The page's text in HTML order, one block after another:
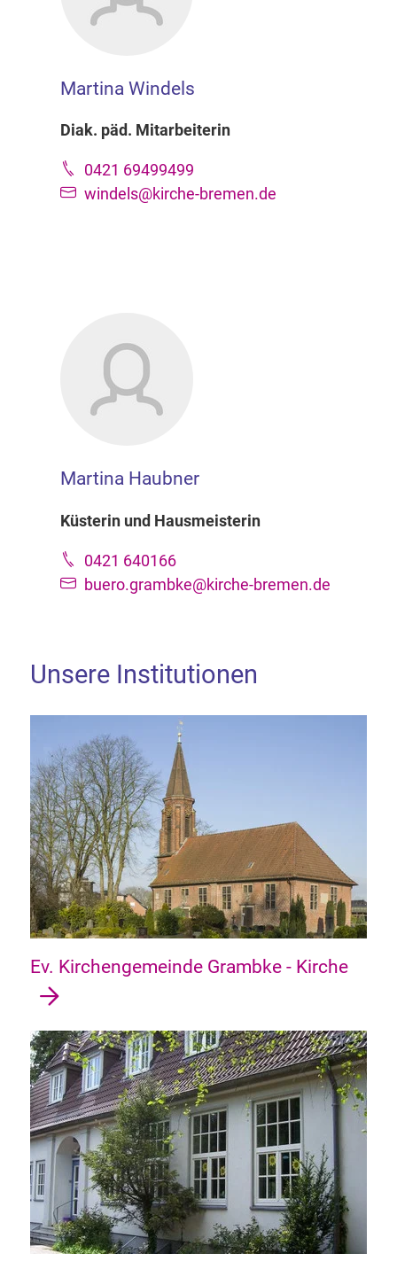
Martina Windels
Diak. päd. Mitarbeiterin
0421 69499499
windels@kirche-bremen.de
Martina Haubner
Küsterin und Hausmeisterin
0421 640166
buero.grambke@kirche-bremen.de
Unsere Institutionen
Ev. Kirchengemeinde Grambke - Kirche